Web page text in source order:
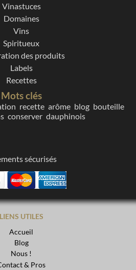
Vinastuces
Domaines
Vins
Spiritueux
des produits
Labels
Recettes
Mots clés
recette arôme blog bouteille
conserver dauphinois
sécurisés
LIENS UTILES
Accueil
Blog
Nous !
& Pros